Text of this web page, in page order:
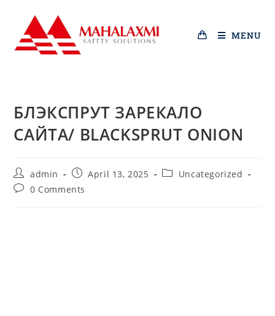
MENU
БЛЭКСПРУТ ЗАРЕКАЛО
САЙТА/ BLACKSPRUT ONION
admin April 13, 2025
Uncategorized
0 Comments